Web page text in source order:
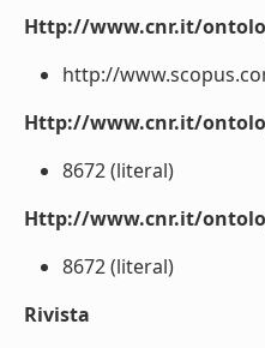
Http://www.cnr.it/
http://
Http://www.cnr.it/
8672 (literal)
Http://www.cnr.it/
8672 (literal)
Rivista